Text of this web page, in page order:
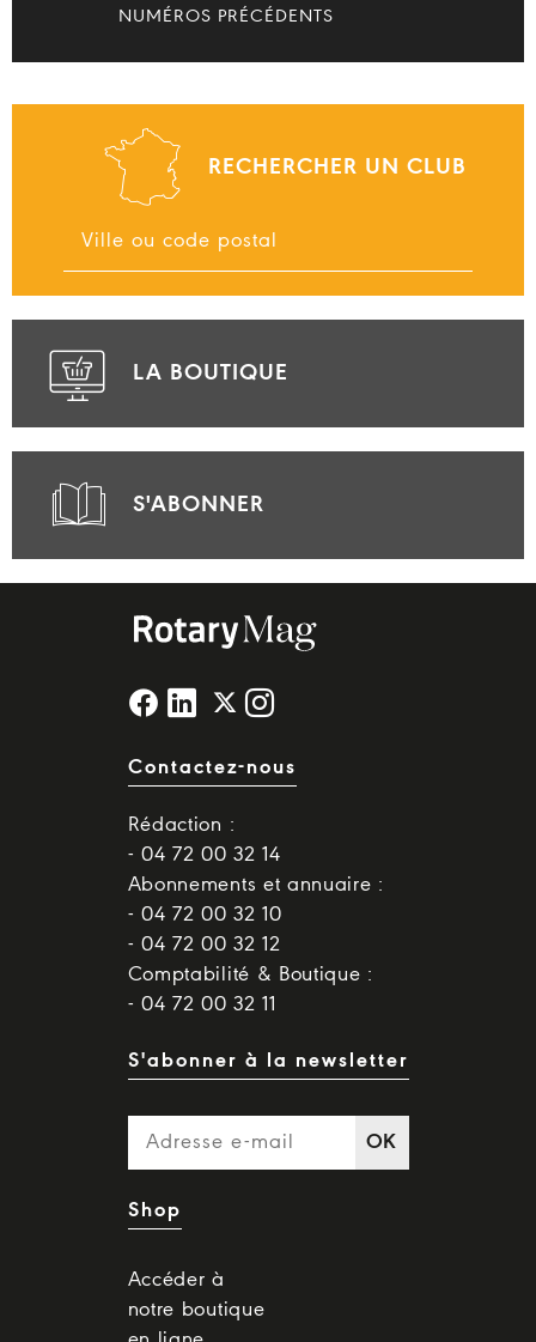
NUMÉROS PRÉCÉDENTS
RECHERCHER UN CLUB
LA BOUTIQUE
S'ABONNER
Contactez-nous
Rédaction :
- 04 72 00 32 14
Abonnements et annuaire :
- 04 72 00 32 10
- 04 72 00 32 12
Comptabilité & Boutique :
- 04 72 00 32 11
S'abonner à la newsletter
OK
Shop
Accéder à
notre boutique